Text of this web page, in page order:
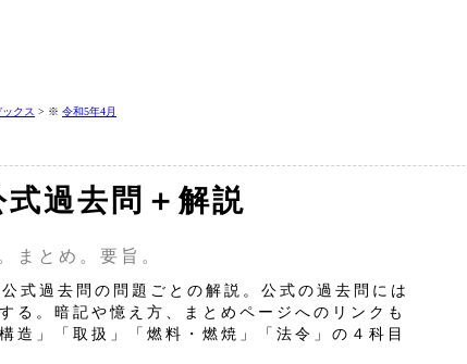
クス > ※ 令和5年4月
過去問＋解説
まとめ。要旨。
式過去問の問題ごとの解説。公式の過去問には
る。暗記や憶え方、まとめページへのリンクも
造」「取扱」「燃料・燃焼」「法令」の４科目